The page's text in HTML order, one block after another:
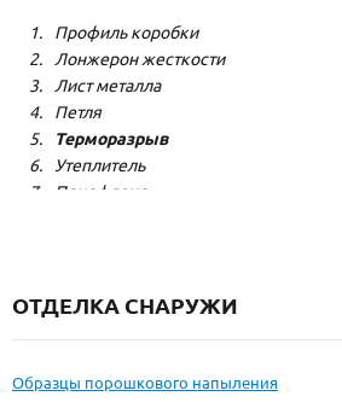
Профиль коробки
Лонжерон жесткости
Лист металла
Петля
Терморазрыв
Утеплитель
Пенофлекс
Резиновый уплотнитель
ОТДЕЛКА СНАРУЖИ
Образцы порошкового напыления